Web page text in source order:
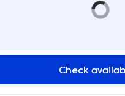
Check